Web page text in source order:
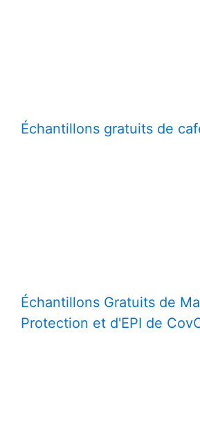
Échantillons gratuits de
Échantillons Gratuits de
Protection et d'EPI de